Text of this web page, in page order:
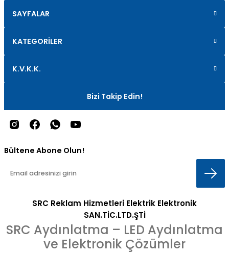
SAYFALAR
KATEGORİLER
K.V.K.K.
Bizi Takip Edin!
Bültene Abone Olun!
SRC Reklam Hizmetleri Elektrik Elektronik
SAN.TİC.LTD.ŞTİ
SRC Aydınlatma – LED Aydınlatma
ve Elektronik Çözümler